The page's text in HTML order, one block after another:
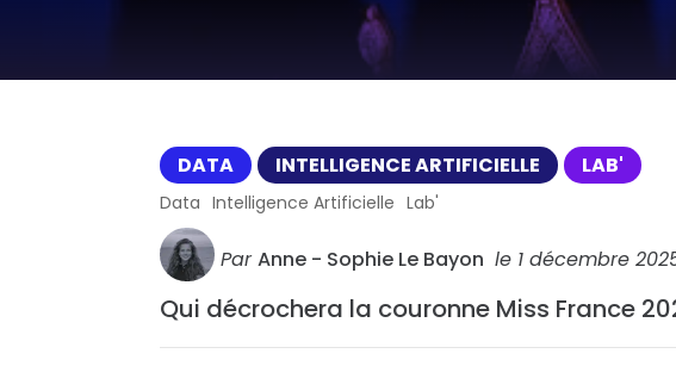
DATA INTELLIGENCE ARTIFICIELLE LAB'
Data Intelligence Artificielle Lab'
ParAnne - Sophie Le Bayon le 1 décembre
Qui décrochera la couronne Miss France